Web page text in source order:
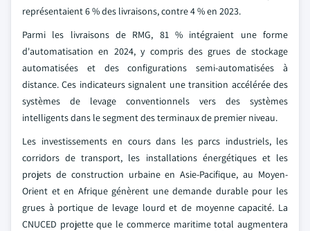
représentaient 6 % des livraisons, contre 4 % en 2023.
Parmi les livraisons de RMG, 81 % intégraient une forme
d'automatisation en 2024, y compris des grues de stockage
automatisées et des configurations semi-automatisées à
distance. Ces indicateurs signalent une transition accélérée des
systèmes de levage conventionnels vers des systèmes
intelligents dans le segment des terminaux de premier niveau.
Les investissements en cours dans les parcs industriels, les
corridors de transport, les installations énergétiques et les
projets de construction urbaine en Asie-Pacifique, au Moyen-
Orient et en Afrique génèrent une demande durable pour les
grues à portique de levage lourd et de moyenne capacité. La
CNUCED projette que le commerce maritime total augmentera